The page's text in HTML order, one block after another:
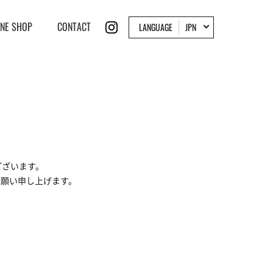
SHOP CONTACT LANGUAGE JPN
います。
い申し上げます。